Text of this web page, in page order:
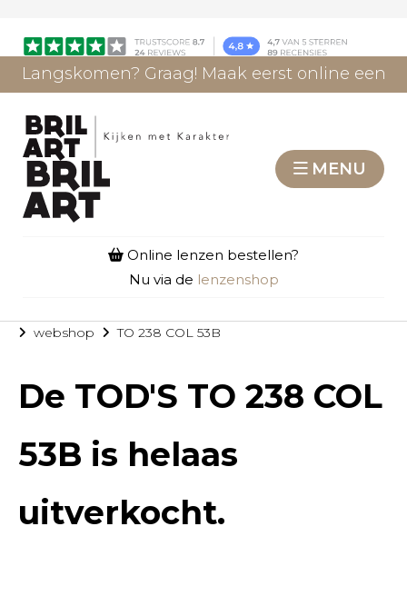
Langskomen? Graag! Maak eerst online een
MENU
Online lenzen bestellen?
Nu via de lenzenshop
webshop TO 238 COL 53B
De TOD'S TO 238 COL
53B is helaas
uitverkocht.